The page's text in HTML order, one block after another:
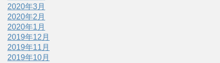
2020年3月
2020年2月
2020年1月
2019年12月
2019年11月
2019年10月